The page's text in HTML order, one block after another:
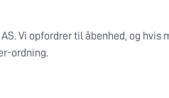
Vi opfordrer til åbenhed, og
ordning.